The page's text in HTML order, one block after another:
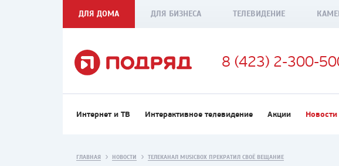
ДЛЯ ДОМА ДЛЯ БИЗНЕСА ТЕЛЕВИДЕНИЕ
8 (423) 2-300-
Интернет и ТВ Интерактивное телевидение Акции Новости
ГЛАВНАЯ НОВОСТИ ТЕЛЕКАНАЛ MUSICBOX ПРЕКРАТИЛ СВОЁ ВЕЩАНИЕ